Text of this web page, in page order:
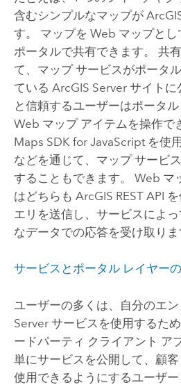
含むシンプルなマップが
す。 マップを Web マップとし
ポータルで共有できます。 共
て、マップ サービスがポータ
ている ArcGIS Serverサイトに
と信頼するユーザーはポータ
Web マップ アイテムを操作で
Maps SDK for JavaScriptを使
などを通じて、マップ サービ
することもできます。 Web マ
はどちらも ArcGIS REST API
エリを送信し、サービスによ
なデータでの応答を受け取りま
サービスとポータル レイヤー
ユーザーの多くは、自分のエ
Serverサービスを使用するた
ードパーティ クライアント ア
単にサービスを公開して、顧
使用できるようにするユーザ